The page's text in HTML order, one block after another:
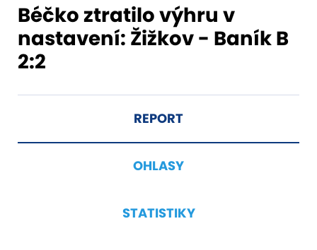
Béčko ztratilo výhru v
nastavení: Žižkov - Baník B
2:2
REPORT
OHLASY
STATISTIKY